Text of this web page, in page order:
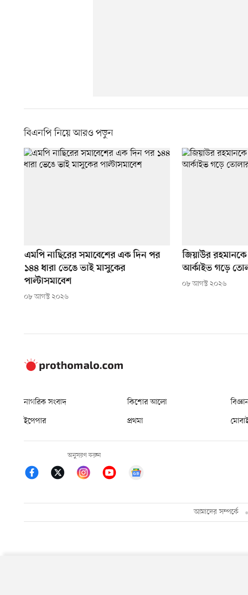
বিএনপি নিয়ে আরও পড়ুন
এমপি নাছিরের সমাবেশের এক দিন পর
১৪৪ ধারা ভেঙে ভাই মাসুকের
পাল্টাসমাবেশ
০৮ আগস্ট ২০২৬
জিয়াউর
আর্কাইভ গড়ে
০৮ আগস্ট ২০২৬
নাগরিক সংবাদ কিশোর আলো
ইপেপার
প্রথমা
অনুসরণ করুন
আমাদের সম্পর্কে